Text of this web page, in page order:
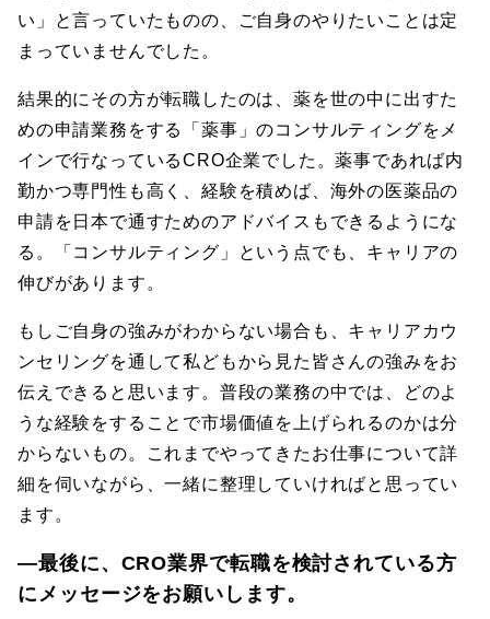
い」と言っていたものの、ご自身のやりたいことは定
まっていませんでした。
結果的にその方が転職したのは、薬を世の中に出すた
めの申請業務をする「薬事」のコンサルティングをメ
インで行なっているCRO企業でした。薬事であれば内
勤かつ専門性も高く、経験を積めば、海外の医薬品の
申請を日本で通すためのアドバイスもできるようにな
る。「コンサルティング」という点でも、キャリアの
伸びがあります。
もしご自身の強みがわからない場合も、キャリアカウ
ンセリングを通して私どもから見た皆さんの強みをお
伝えできると思います。普段の業務の中では、どのよ
うな経験をすることで市場価値を上げられるのかは分
からないもの。これまでやってきたお仕事について詳
細を伺いながら、一緒に整理していければと思ってい
ます。
―最後に、CRO業界で転職を検討されている方
にメッセージをお願いします。